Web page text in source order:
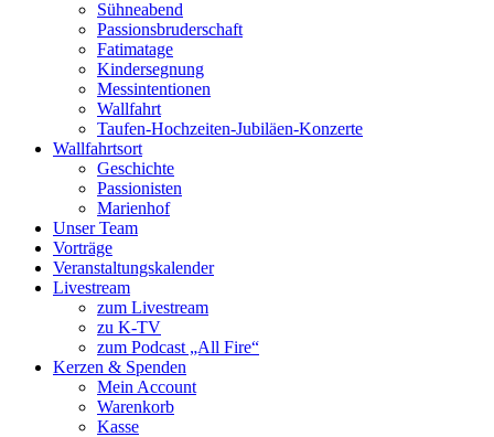
Sühneabend
Passionsbruderschaft
Fatimatage
Kindersegnung
Messintentionen
Wallfahrt
Taufen-Hochzeiten-Jubiläen-Konzerte
Wallfahrtsort
Geschichte
Passionisten
Marienhof
Unser Team
Vorträge
Veranstaltungskalender
Livestream
zum Livestream
zu K-TV
zum Podcast „All Fire“
Kerzen & Spenden
Mein Account
Warenkorb
Kasse